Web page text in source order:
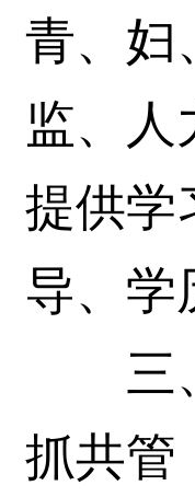
青、妇
监、人
提供学
导、学
三、
抓共管